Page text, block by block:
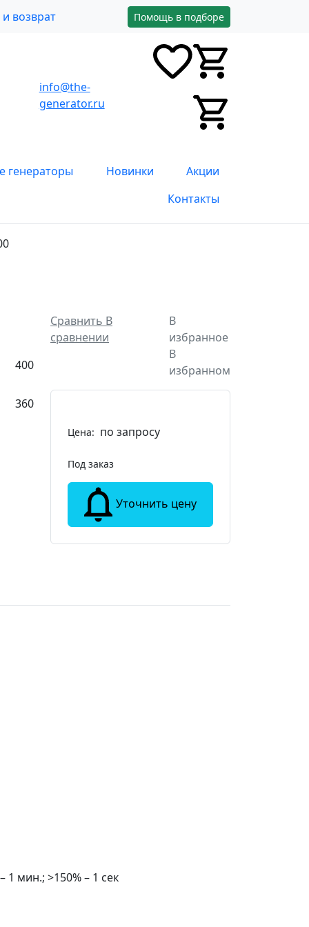
возврат Помощь в подборе
info@the-
generator.ru
генераторы Новинки
Акции
Контакты
400
360
Сравнить В
сравнении
В
избранное
В
избранном
Цена: по запросу
Под заказ
Уточнить цену
1 мин.; >150% – 1 сек